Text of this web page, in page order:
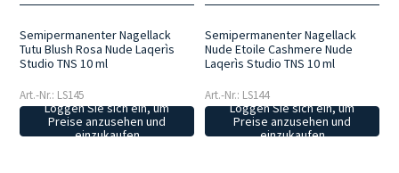
Semipermanenter Nagellack
Tutu Blush Rosa Nude Laqerìs
Studio TNS 10 ml
Art.-Nr.: LS145
Loggen Sie sich ein, um
Preise anzusehen und
einzukaufen
Semipermanenter Nagellack
Nude Etoile Cashmere Nude
Laqerìs Studio TNS 10 ml
Art.-Nr.: LS144
Loggen Sie sich ein, um
Preise anzusehen und
einzukaufen